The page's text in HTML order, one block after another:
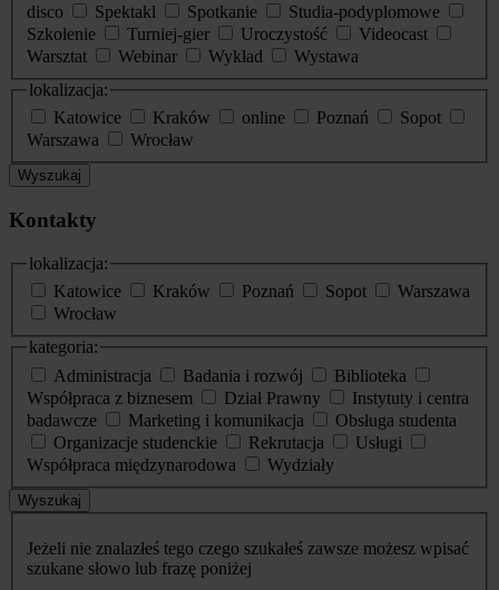
disco
Spektakl Spotkanie
Studia-podyplomowe
Szkolenie
Turniej-gier Uroczystość
Videocast
Warsztat
Webinar Wykład
Wystawa
lokalizacja:
Katowice
Kraków online Poznań
Sopot
Warszawa
Wrocław
Wyszukaj
Kontakty
lokalizacja:
Katowice
Kraków Poznań Sopot
Warszawa
Wrocław
kategoria:
Administracja
Badania i rozwój
Biblioteka
Współpraca z biznesem
Dział Prawny
Instytuty i centra
badawcze
Marketing i komunikacja
Obsługa studenta
Organizacje studenckie
Rekrutacja
Usługi
Współpraca międzynarodowa
Wydziały
Wyszukaj
Jeżeli nie znalazłeś tego czego szukałeś zawsze możesz wpisać
szukane słowo lub frazę poniżej